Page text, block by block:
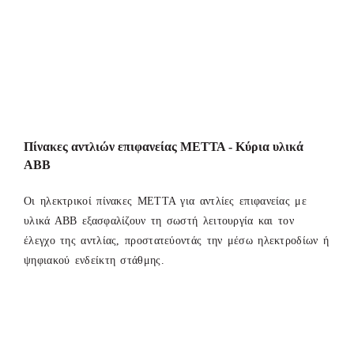
Πίνακες αντλιών επιφανείας ΜΕΤΤΑ - Κύρια υλικά
ΑΒΒ
Οι ηλεκτρικοί πίνακες ΜΕΤΤΑ για αντλίες επιφανείας με
υλικά ΑΒΒ εξασφαλίζουν τη σωστή λειτουργία και τον
έλεγχο της αντλίας, προστατεύοντάς την μέσω ηλεκτροδίων ή
ψηφιακού ενδείκτη στάθμης.